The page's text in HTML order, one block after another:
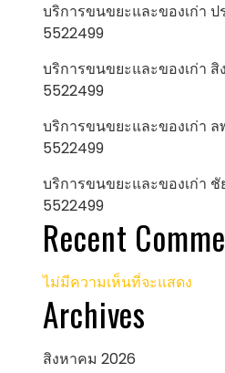
บริการขนขยะและของเก่า
5522499
บริการขนขยะและของเก่า
5522499
บริการขนขยะและของเก่า
5522499
บริการขนขยะและของเก่า
5522499
Recent
ไม่มีความเห็นที่จะแสดง
Archives
สิงหาคม 2026